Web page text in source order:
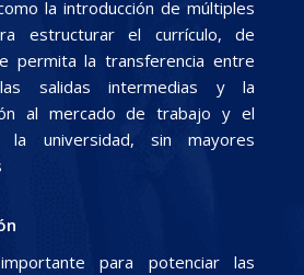
la introducción de múltiples
estructurar el currículo, de
permita la transferencia entre
salidas intermedias y la
al mercado de trabajo y el
universidad, sin mayores
para potenciar las